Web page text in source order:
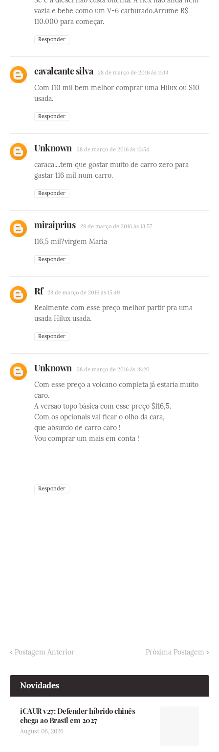
vazia e bebe como um V-6 carburado.Arrume R$
110.000 para começar.
Responder
cavalcante silva 28 de março de 2016 às 11:13
Com 110 mil bem melhor comprar uma Hilux ou S10
usada.
Responder
Unknown 28 de março de 2016 às 13:54
caraca....tem que gostar muito de carro zero para
gastar 116 mil num carro.
Responder
miraiprius 28 de março de 2016 às 13:57
116,5 mil?virgem Maria
Responder
Rf 28 de março de 2016 às 15:49
Realmente com esse preço melhor partir pra uma
usada Hilux usada.
Responder
Unknown 28 de março de 2016 às 18:20
Com esse preço a volcano completa já estaria muito
caro.
A versao topo básica com esse preço $116,5.
Com os opcionais vai ficar o olho da cara,
que absurdo de carro caro !
Vou comprar um mais em conta !
Responder
Postagem Anterior Próxima Postagem
Novidades
iCAUR v27: Defender híbrido chinês
chega ao Brasil em 2027
August 06, 2026